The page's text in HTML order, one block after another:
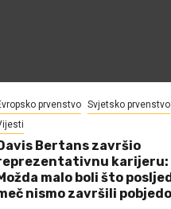
prvenstvo Svjetsko prvenstvo
Bertans završio
karijeru:
malo boli što
nismo završili